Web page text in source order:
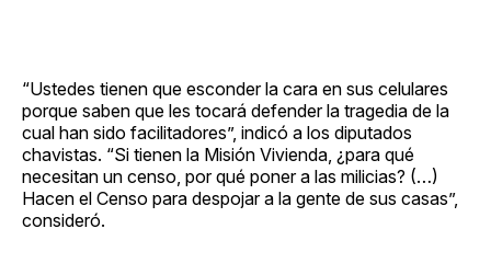
“Ustedes tienen que esconder la cara en sus celulares
porque saben que les tocará defender la tragedia de la
cual han sido facilitadores”, indicó a los diputados
chavistas. “Si tienen la Misión Vivienda, ¿para qué
necesitan un censo, por qué poner a las milicias? (…)
Hacen el Censo para despojar a la gente de sus casas”,
consideró.